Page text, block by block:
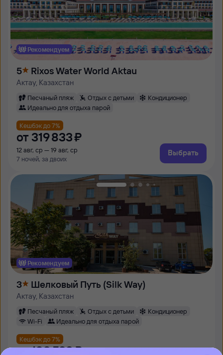
Рекомендуем
5 Rixos Water World Aktau
Актау, Казахстан
Песчаный пляж Отдых с детьми
Кондиционер
Идеально для отдыха парой
Кешбэк до 7%
от 319 ⁠833 ⁠₽
12 авг, ср — 19 авг, ср
7 ночей, за двоих
Выбрать
Рекомендуем
3 Шелковый Путь (Silk Way)
Актау, Казахстан
Песчаный пляж Отдых с детьми
Кондиционер
Wi-Fi
Идеально для отдыха парой
Кешбэк до 7%
от130 ⁠598 ⁠₽